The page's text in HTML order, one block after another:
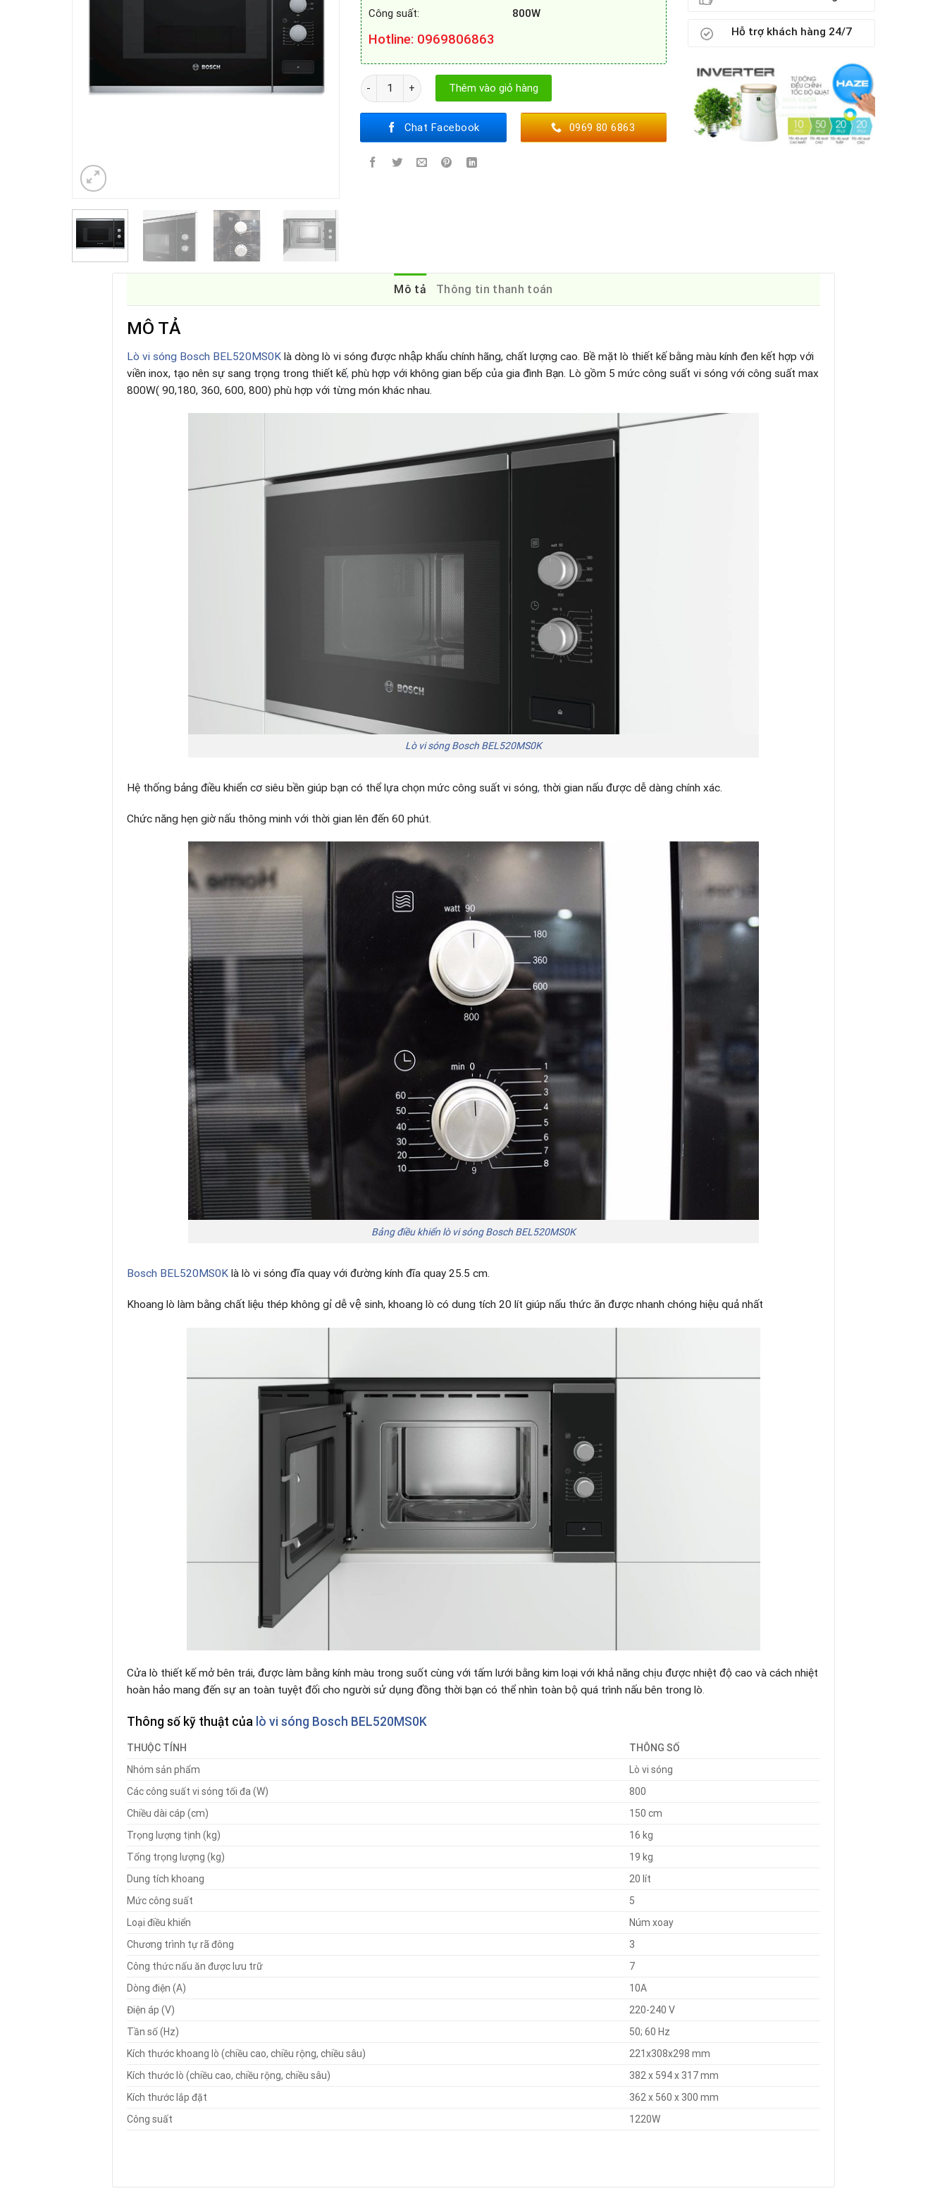
Công suất: 800W
Hotline: 0969806863
Lò vi sóng Bosch BEL520MS0K số lượng
Thêm vào giỏ hàng
Chat Facebook 0969 80 6863
Hỗ trợ khách hàng 24/7
Mô tả Thông tin thanh toán
MÔ TẢ
Lò vi sóng Bosch BEL520MS0K là dòng lò vi sóng được nhập khẩu chính hãng, chất lượng cao. Bề mặt lò thiết kế bằng màu kính đen kết hợp với
viền inox, tạo nên sự sang trọng trong thiết kế, phù hợp với không gian bếp của gia đình Bạn. Lò gồm 5 mức công suất vi sóng với công suất max
800W( 90,180, 360, 600, 800) phù hợp với từng món khác nhau.
Lò vi sóng Bosch BEL520MS0K
Hệ thống bảng điều khiển cơ siêu bền giúp bạn có thể lựa chọn mức công suất vi sóng, thời gian nấu được dễ dàng chính xác.
Chức năng hẹn giờ nấu thông minh với thời gian lên đến 60 phút.
Bảng điều khiển lò vi sóng Bosch BEL520MS0K
Bosch BEL520MS0K là lò vi sóng đĩa quay với đường kính đĩa quay 25.5 cm.
Khoang lò làm bằng chất liệu thép không gỉ dễ vệ sinh, khoang lò có dung tích 20 lít giúp nấu thức ăn được nhanh chóng hiệu quả nhất
Cửa lò thiết kế mở bên trái, được làm bằng kính màu trong suốt cùng với tấm lưới bằng kim loại với khả năng chịu được nhiệt độ cao và cách nhiệt
hoàn hảo mang đến sự an toàn tuyệt đối cho người sử dụng đồng thời bạn có thể nhìn toàn bộ quá trình nấu bên trong lò
Thông số kỹ thuật của lò vi sóng Bosch BEL520MS0K
THUỘC TÍNH
THÔNG SỐ
Nhóm sản phẩm
Lò vi sóng
Các công suất vi sóng tối đa (W)
800
Chiều dài cáp (cm)
150 cm
Trọng lượng tịnh (kg)
16 kg
Tổng trọng lượng (kg)
19 kg
Dung tích khoang
20 lít
Mức công suất
5
Loại điều khiển
Núm xoay
Chương trình tự rã đông
3
Công thức nấu ăn được lưu trữ
7
Dòng điện (A)
10A
Điện áp (V)
220-240 V
Tần số (Hz)
50; 60 Hz
Kích thước khoang lò (chiều cao, chiều rộng, chiều sâu)
221x308x298 mm
Kích thước lò (chiều cao, chiều rộng, chiều sâu)
382 x 594 x 317 mm
Kích thước lắp đặt
362 x 560 x 300 mm
Công suất
1220W